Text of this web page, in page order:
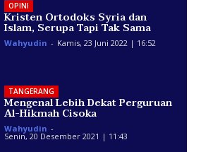
OPINI
Kristen Ortodoks Syria dan
Islam, Serupa Tapi Tak Sama
Wahyudin - Kamis, 23 Juni 2022 | 16:52
TANGERANG
Mengenal Lebih Dekat Perguruan
Al-Hikmah Cisoka
Wahyudin -
Senin, 20 Desember 2021 | 11:43